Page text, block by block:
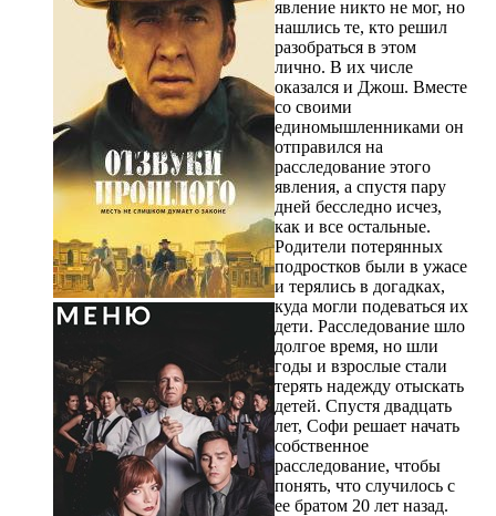
явление никто не мог, но
нашлись те, кто решил
разобраться в этом
лично. В их числе
оказался и Джош. Вместе
со своими
единомышленниками он
отправился на
расследование этого
явления, а спустя пару
дней бесследно исчез,
как и все остальные.
Родители потерянных
подростков были в ужасе
и терялись в догадках,
куда могли подеваться их
дети. Расследование шло
долгое время, но шли
годы и взрослые стали
терять надежду отыскать
детей. Спустя двадцать
лет, Софи решает начать
собственное
расследование, чтобы
понять, что случилось с
ее братом 20 лет назад.